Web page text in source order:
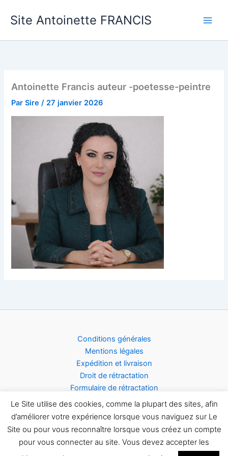
Site Antoinette FRANCIS
Antoinette Francis auteur -poetesse-peintre
ParSire/ 27 janvier 2026
Conditions générales
Mentions légales
Expédition et livraison
Droit de rétractation
Formulaire de rétractation
Acceptation des cookies
Le Site utilise des cookies, comme la plupart des sites, afin
d’améliorer votre expérience lorsque vous naviguez sur Le
Site ou pour vous reconnaître lorsque vous créez un compte
pour vous connecter au site. Vous devez accepter les